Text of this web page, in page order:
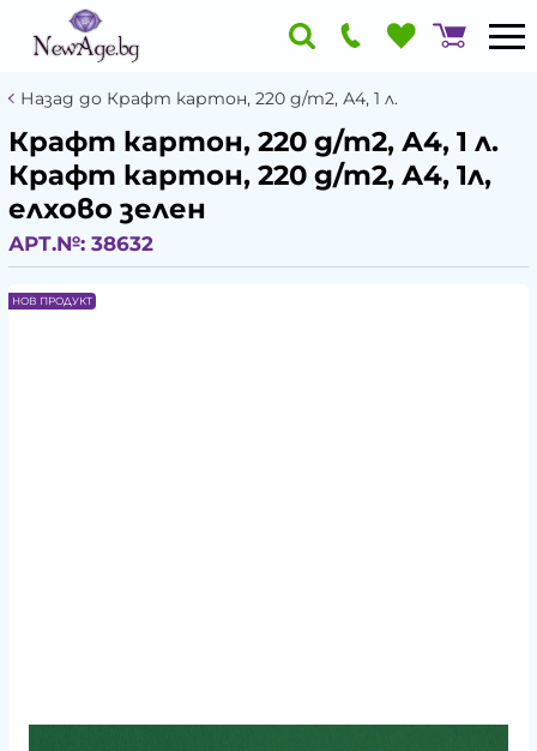
Назад до Крафт картон, 220 g/m2, А4, 1 л.
Крафт картон, 220 g/m2, А4, 1 л.
Крафт картон, 220 g/m2, А4, 1л,
елхово зелен
АРТ.№: 38632
НОВ ПРОДУКТ